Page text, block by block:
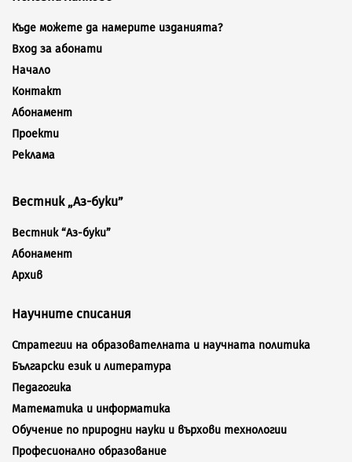
Къде можете да намерите изданията?
Вход за абонати
Начало
Контакт
Абонамент
Проекти
Реклама
Вестник „Аз-буки”
Вестник “Аз-буки”
Абонамент
Архив
Научните списания
Стратегии на образователната и научната политика
Български език и литература
Педагогика
Математика и информатика
Обучение по природни науки и върхови технологии
Професионално образование